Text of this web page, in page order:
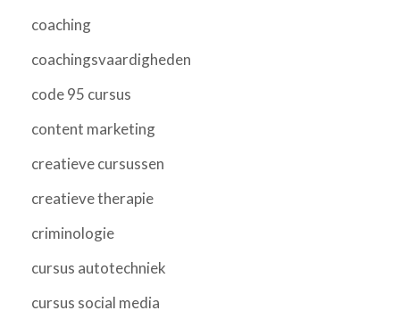
coaching
coachingsvaardigheden
code 95 cursus
content marketing
creatieve cursussen
creatieve therapie
criminologie
cursus autotechniek
cursus social media